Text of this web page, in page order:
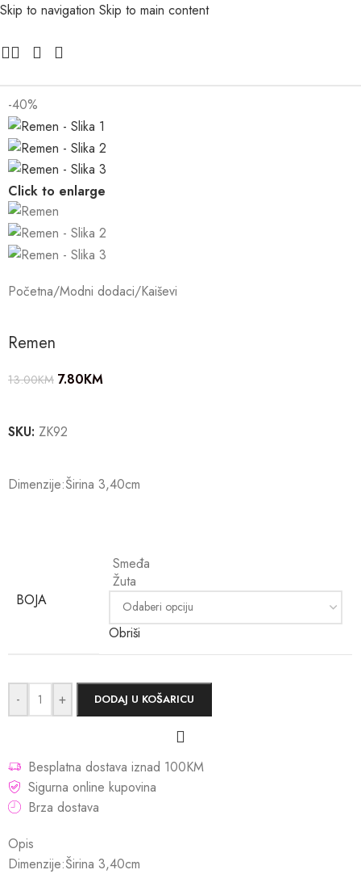
Skip to navigation Skip to main content
-40%
Click to enlarge
Početna/Modni dodaci/Kaiševi
Remen
13.00KM 7.80KM
SKU: ZK92
Dimenzije:Širina 3,40cm
BOJA
Smeđa
Žuta
Obriši
- + DODAJ U KOŠARICU
Besplatna dostava iznad 100KM
Sigurna online kupovina
Brza dostava
Opis
Dimenzije:Širina 3,40cm